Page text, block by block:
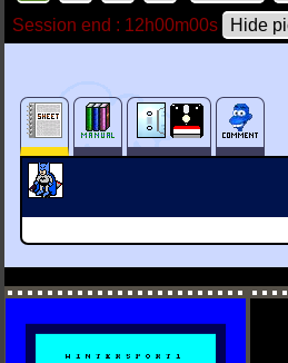
Session end : 12h00m00s
Hide